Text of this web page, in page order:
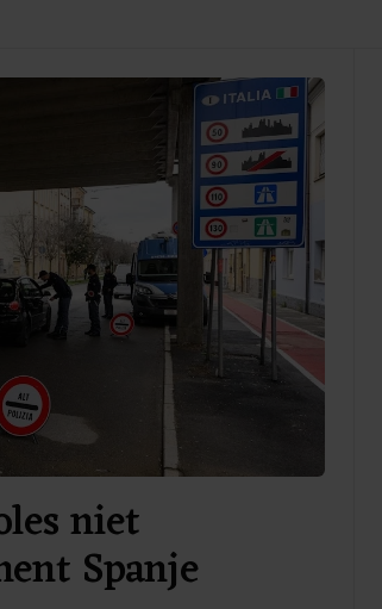
niet
Spanje